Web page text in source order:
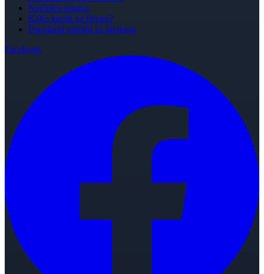
Najčešća pitanja
Kako kupiti na Bregu?
Popularni termini za pretragu
Facebook